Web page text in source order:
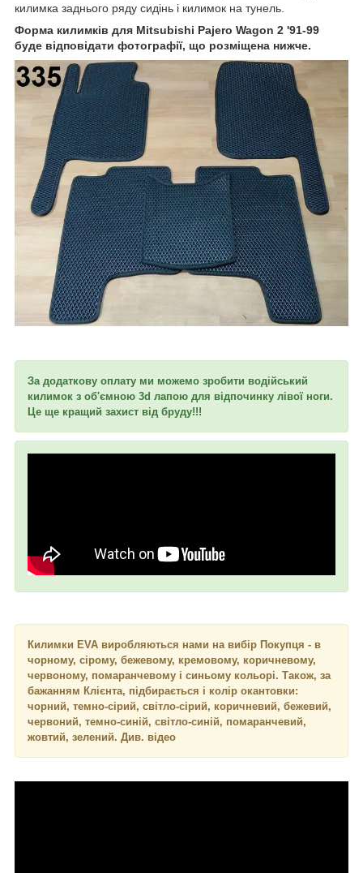
килимка заднього ряду сидінь і килимок на тунель.
Форма килимків для Mitsubishi Pajero Wagon 2 '91-99
буде відповідати фотографії, що розміщена нижче.
За додаткову оплату ми можемо зробити водійський
килимок з об'ємною 3d лапою для відпочинку лівої ноги.
Це ще кращий захист від бруду!!!
Килимки EVA виробляються нами на вибір Покупця - в
чорному, сірому, бежевому, кремовому, коричневому,
червоному, помаранчевому і синьому кольорі. Також, за
бажанням Клієнта, підбирається і колір окантовки:
чорний, темно-сірий, світло-сірий, коричневий, бежевий,
червоний, темно-синій, світло-синій, помаранчевий,
жовтий, зелений. Див. відео